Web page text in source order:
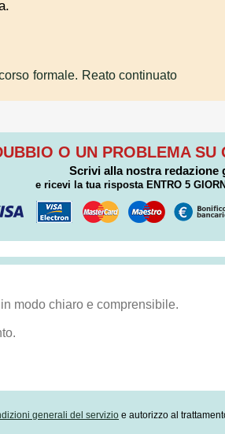
formale. Reato continuato
O UN PROBLEMA SU
Scrivi alla nostra redazione
e ricevi la tua risposta ENTRO 5 GIORNI
generali del servizio e autorizzo al